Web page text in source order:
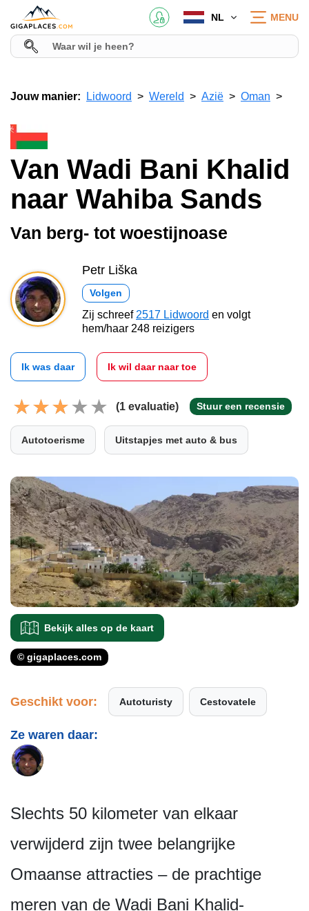
NL MENU
Jouw manier: Lidwoord Wereld Azië Oman
Van Wadi Bani Khalid
naar Wahiba Sands
Van berg- tot woestijnoase
Petr Liška
Volgen
Zij schreef 2517 Lidwoord en volgt
hem/haar 248 reizigers
Ik was daar Ik wil daar naar toe
(1 evaluatie) Stuur een recensie
Autotoerisme Uitstapjes met auto & bus
Bekijk alles op de kaart
© gigaplaces.com
Geschikt voor: Autoturisty Cestovatele
Ze waren daar:
Slechts 50 kilometer van elkaar
verwijderd zijn twee belangrijke
Omaanse attracties – de prachtige
meren van de Wadi Bani Khalid-